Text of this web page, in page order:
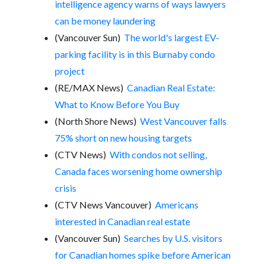
intelligence agency warns of ways lawyers
can be money laundering
(Vancouver Sun) The world's largest EV-
parking facility is in this Burnaby condo
project
(RE/MAX News)Canadian Real Estate:
What to Know Before You Buy
(North Shore News)West Vancouver falls
75% short on new housing targets
(CTV News)With condos not selling,
Canada faces worsening home ownership
crisis
(CTV News Vancouver)Americans
interested in Canadian real estate
(Vancouver Sun)Searches by U.S. visitors
for Canadian homes spike before American